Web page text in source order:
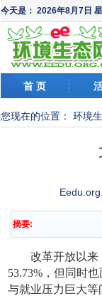
今天是： 2026年8月7日
首 页
您现在的位置： 环境
摘要:
改革开放以来，
53.73%，但同时
与就业压力巨大